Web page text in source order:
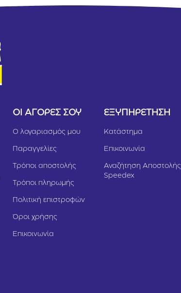
ΟΙ ΑΓΟΡΕΣ ΣΟΥ
Ο λογαριασμός μου
Παραγγελίες
Τρόποι αποστολής
Τρόποι πληρωμής
Πολιτική επιστροφών
Όροι χρήσης
Επικοινωνία
ΕΞΥΠΗΡΕΤΗΣΗ
Κατάστημα
Επικοινωνία
Αναζήτηση Αποστολής
Speedex